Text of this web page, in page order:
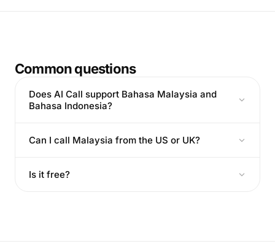
Common questions
Does AI Call support Bahasa Malaysia and
Bahasa Indonesia?
Can I call Malaysia from the US or UK?
Is it free?